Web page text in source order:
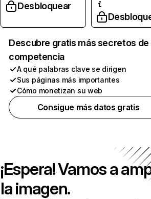
Desbloquear
Descubre gratis más secretos de
competencia
A qué palabras clave se dirigen
Sus páginas más importantes
Cómo monetizan su web
Consigue más datos gratis
¡Espera! Vamos a
la imagen.